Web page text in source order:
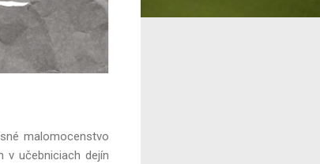
malomocenstvo
v učebniciach dejín